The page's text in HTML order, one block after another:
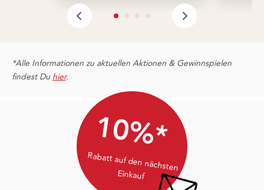
*Alle Informationen zu aktuellen Aktionen & Gewinnspielen
findest Du hier.
10%*
Rabatt auf den nächsten
Einkauf